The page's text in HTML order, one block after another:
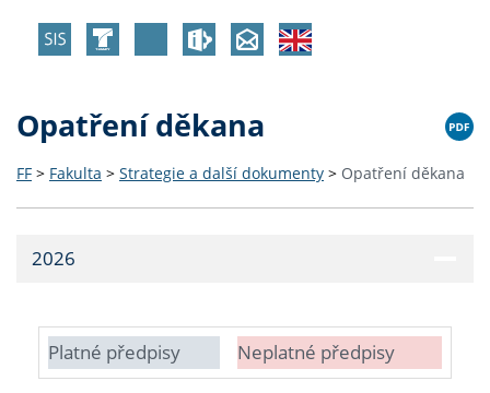
Opatření děkana
FF > Fakulta > Strategie a další dokumenty > Opatření děkana
2026
Platné předpisy Neplatné předpisy